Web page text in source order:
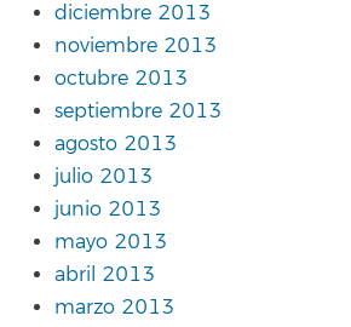
diciembre 2013
noviembre 2013
octubre 2013
septiembre 2013
agosto 2013
julio 2013
junio 2013
mayo 2013
abril 2013
marzo 2013